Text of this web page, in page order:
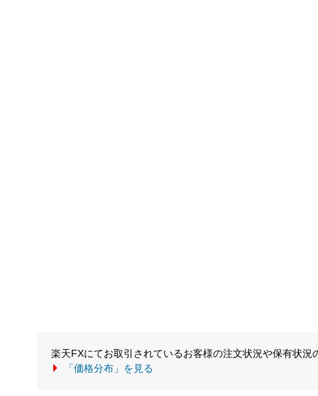
楽天FXにてお取引されているお客様の注文状況や保有状
「価格分布」を見る